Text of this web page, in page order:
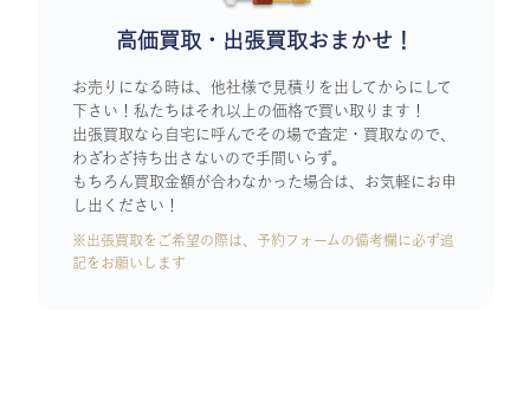
高価買取・出張買取おまかせ！
お売りになる時は、他社様で見積りを出してからにして
下さい！私たちはそれ以上の価格で買い取ります！
出張買取なら自宅に呼んでその場で査定・買取なので、
わざわざ持ち出さないので手間いらず。
もちろん買取金額が合わなかった場合は、お気軽にお申
し出ください！
※出張買取をご希望の際は、予約フォームの備考欄に必ず追
記をお願いします